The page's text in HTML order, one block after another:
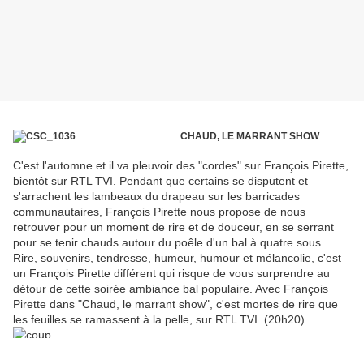
CHAUD, LE MARRANT SHOW
C'est l'automne et il va pleuvoir des "cordes" sur François Pirette,
bientôt sur RTL TVI. Pendant que certains se disputent et
s'arrachent les lambeaux du drapeau sur les barricades
communautaires, François Pirette nous propose de nous
retrouver pour un moment de rire et de douceur, en se serrant
pour se tenir chauds autour du poêle d'un bal à quatre sous.
Rire, souvenirs, tendresse, humeur, humour et mélancolie, c'est
un François Pirette différent qui risque de vous surprendre au
détour de cette soirée ambiance bal populaire. Avec François
Pirette dans "Chaud, le marrant show", c'est mortes de rire que
les feuilles se ramassent à la pelle, sur RTL TVI. (20h20)